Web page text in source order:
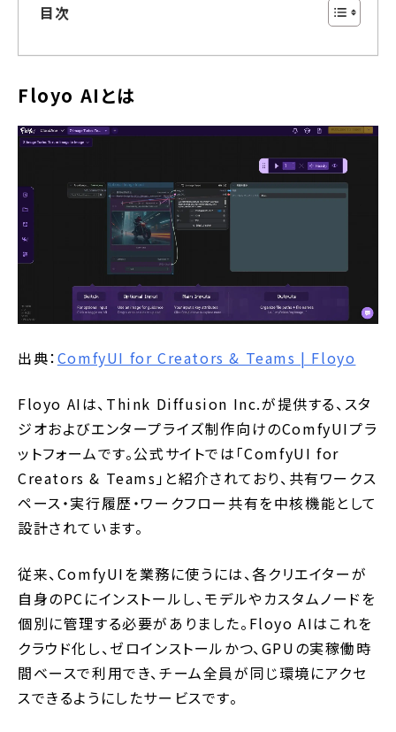
目次
Floyo AIとは
出典：ComfyUI for Creators & Teams | Floyo
Floyo AIは、Think Diffusion Inc.が提供する、スタ
ジオおよびエンタープライズ制作向けのComfyUIプラ
ットフォームです。公式サイトでは「ComfyUI for
Creators & Teams」と紹介されており、共有ワークス
ペース・実行履歴・ワークフロー共有を中核機能として
設計されています。
従来、ComfyUIを業務に使うには、各クリエイターが
自身のPCにインストールし、モデルやカスタムノードを
個別に管理する必要がありました。Floyo AIはこれを
クラウド化し、ゼロインストールかつ、GPUの実稼働時
間ベースで利用でき、チーム全員が同じ環境にアクセ
スできるようにしたサービスです。